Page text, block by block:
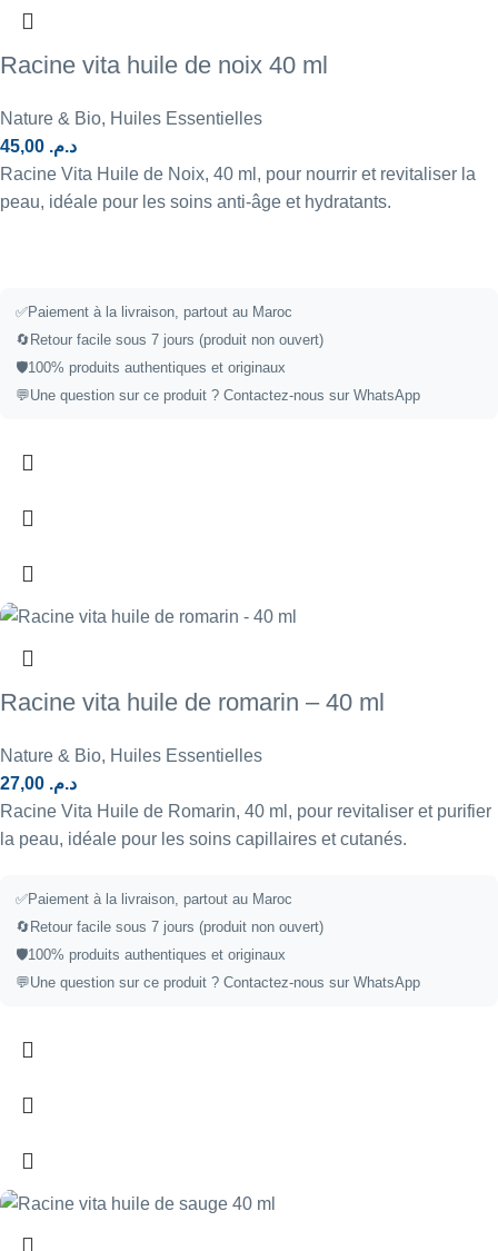
Racine vita huile de noix 40 ml
Nature & Bio, Huiles Essentielles
د.م.
Racine Vita Huile de Noix, 40 ml, pour nourrir et revitaliser la
peau, idéale pour les soins anti-âge et hydratants.
✅Paiement à la livraison, partout au Maroc
🔄 Retour facile sous 7 jours (produit non ouvert)
🛡️100% produits authentiques et originaux
💬Une question sur ce produit ? Contactez-nous sur WhatsApp
Racine vita huile de romarin – 40 ml
Nature & Bio, Huiles Essentielles
د.م.
Racine Vita Huile de Romarin, 40 ml, pour revitaliser et purifier
la peau, idéale pour les soins capillaires et cutanés.
✅Paiement à la livraison, partout au Maroc
🔄 Retour facile sous 7 jours (produit non ouvert)
🛡️100% produits authentiques et originaux
💬Une question sur ce produit ? Contactez-nous sur WhatsApp